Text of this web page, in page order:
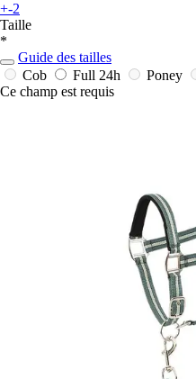
+-2
Taille
*
Guide des tailles
Cob
Full 24h Poney
Ce champ est requis